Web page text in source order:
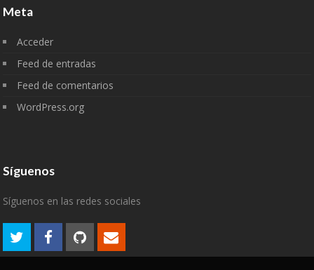
Meta
Acceder
Feed de entradas
Feed de comentarios
WordPress.org
Síguenos
Síguenos en las redes sociales